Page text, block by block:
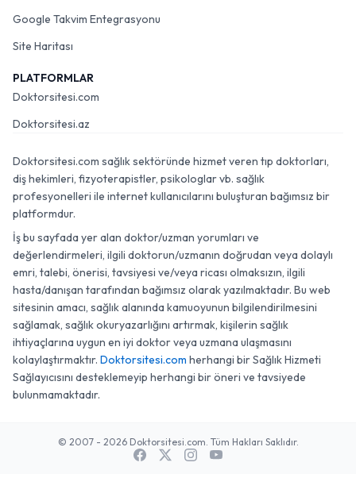
Google Takvim Entegrasyonu
Site Haritası
PLATFORMLAR
Doktorsitesi.com
Doktorsitesi.az
Doktorsitesi.com sağlık sektöründe hizmet veren tıp doktorları,
diş hekimleri, fizyoterapistler, psikologlar vb. sağlık
profesyonelleri ile internet kullanıcılarını buluşturan bağımsız bir
platformdur.
İş bu sayfada yer alan doktor/uzman yorumları ve
değerlendirmeleri, ilgili doktorun/uzmanın doğrudan veya dolaylı
emri, talebi, önerisi, tavsiyesi ve/veya ricası olmaksızın, ilgili
hasta/danışan tarafından bağımsız olarak yazılmaktadır. Bu web
sitesinin amacı, sağlık alanında kamuoyunun bilgilendirilmesini
sağlamak, sağlık okuryazarlığını artırmak, kişilerin sağlık
ihtiyaçlarına uygun en iyi doktor veya uzmana ulaşmasını
kolaylaştırmaktır. Doktorsitesi.com herhangi bir Sağlık Hizmeti
Sağlayıcısını desteklemeyip herhangi bir öneri ve tavsiyede
bulunmamaktadır.
© 2007 - 2026 Doktorsitesi.com. Tüm Hakları Saklıdır.